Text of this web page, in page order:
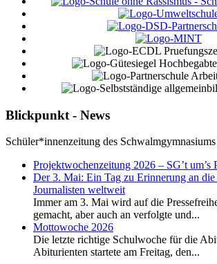
Blickpunkt - News
Schüler*innenzeitung des Schwalmgymnasiums
Projektwochenzeitung 2026 – SG’t um’s
Der 3. Mai: Ein Tag zu Erinnerung an die
Journalisten weltweit
Immer am 3. Mai wird auf die
gemacht, aber auch an verfolgte und...
Mottowoche 2026
Die letzte richtige Schulwoche für die
Abiturienten startete am Freitag, den...